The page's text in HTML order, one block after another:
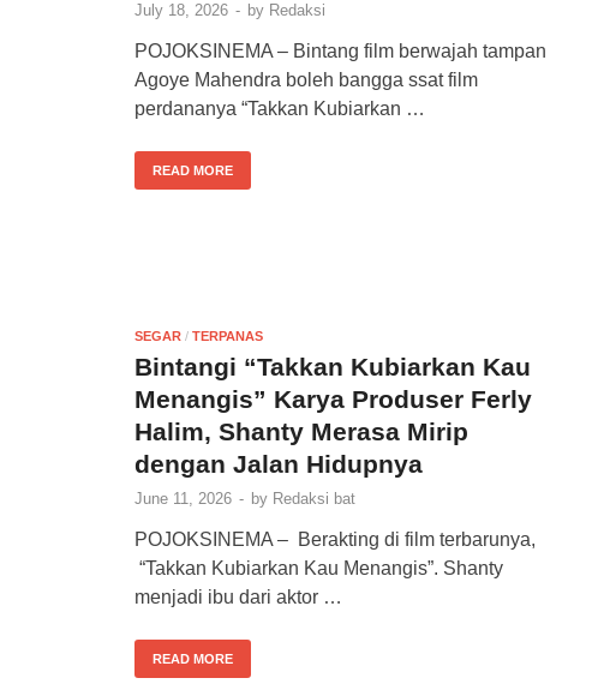
July 18, 2026 - by Redaksi
POJOKSINEMA – Bintang film berwajah tampan
Agoye Mahendra boleh bangga ssat film
perdananya “Takkan Kubiarkan …
READ MORE
SEGAR / TERPANAS
Bintangi “Takkan Kubiarkan Kau
Menangis” Karya Produser Ferly
Halim, Shanty Merasa Mirip
dengan Jalan Hidupnya
June 11, 2026 - by Redaksi bat
POJOKSINEMA – Berakting di film terbarunya,
“Takkan Kubiarkan Kau Menangis”. Shanty
menjadi ibu dari aktor …
READ MORE